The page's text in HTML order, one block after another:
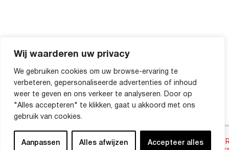
Wij waarderen uw privacy
We gebruiken cookies om uw browse-ervaring te
verbeteren, gepersonaliseerde advertenties of inhoud
weer te geven en ons verkeer te analyseren. Door op
"Alles accepteren" te klikken, gaat u akkoord met ons
gebruik van cookies.
Aanpassen Alles afwijzen Accepteer alles